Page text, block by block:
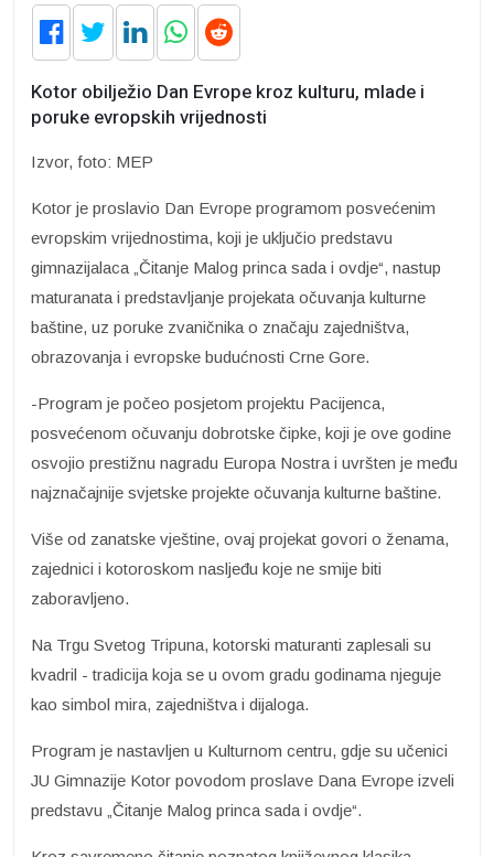
Kotor obilježio Dan Evrope kroz kulturu, mlade i
poruke evropskih vrijednosti
Izvor, foto: MEP
Kotor je proslavio Dan Evrope programom posvećenim
evropskim vrijednostima, koji je uključio predstavu
gimnazijalaca „Čitanje Malog princa sada i ovdje“, nastup
maturanata i predstavljanje projekata očuvanja kulturne
baštine, uz poruke zvaničnika o značaju zajedništva,
obrazovanja i evropske budućnosti Crne Gore.
-Program je počeo posjetom projektu Pacijenca,
posvećenom očuvanju dobrotske čipke, koji je ove godine
osvojio prestižnu nagradu Europa Nostra i uvršten je među
najznačajnije svjetske projekte očuvanja kulturne baštine.
Više od zanatske vještine, ovaj projekat govori o ženama,
zajednici i kotoroskom nasljeđu koje ne smije biti
zaboravljeno.
Na Trgu Svetog Tripuna, kotorski maturanti zaplesali su
kvadril - tradicija koja se u ovom gradu godinama njeguje
kao simbol mira, zajedništva i dijaloga.
Program je nastavljen u Kulturnom centru, gdje su učenici
JU Gimnazije Kotor povodom proslave Dana Evrope izveli
predstavu „Čitanje Malog princa sada i ovdje“.